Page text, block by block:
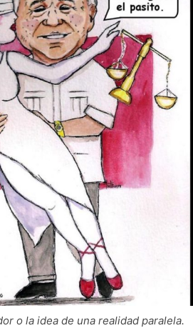
o la idea de una realidad paralela.